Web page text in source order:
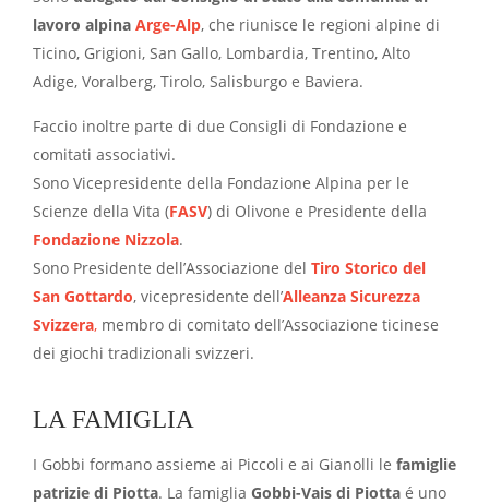
lavoro alpina Arge-Alp, che riunisce le regioni alpine di
Ticino, Grigioni, San Gallo, Lombardia, Trentino, Alto
Adige, Voralberg, Tirolo, Salisburgo e Baviera.
Faccio inoltre parte di due Consigli di Fondazione e
comitati associativi.
Sono Vicepresidente della Fondazione Alpina per le
Scienze della Vita (FASV) di Olivone e Presidente della
Fondazione Nizzola.
Sono Presidente dell’Associazione del Tiro Storico del
San Gottardo, vicepresidente dell’Alleanza Sicurezza
Svizzera, membro di comitato dell’Associazione ticinese
dei giochi tradizionali svizzeri.
LA FAMIGLIA
I Gobbi formano assieme ai Piccoli e ai Gianolli le famiglie
patrizie di Piotta. La famiglia Gobbi-Vais di Piotta é uno